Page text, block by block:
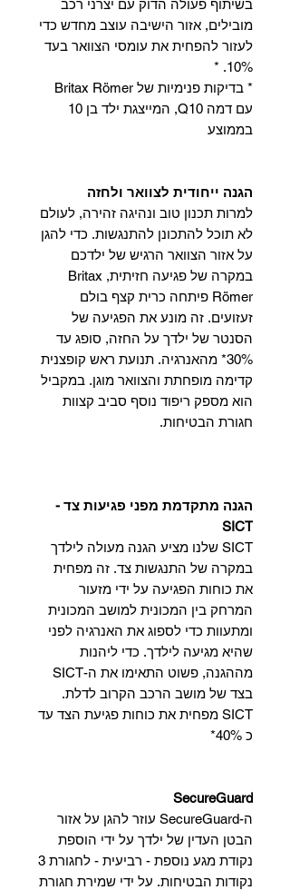
בשיתוף פעולה הדוק עם יצרני רכב
מובילים, אזור הישיבה עוצב מחדש כדי
לעזור להפחית את עומסי הצוואר בעד
10%. *
* בדיקות פנימיות של Britax Römer
עם דמה Q10, המייצגת ילד בן 10
בממוצע
הגנה ייחודית לצוואר ולחזה
למרות תכנון טוב ונהיגה זהירה, לעולם
לא תוכל להתכונן להתנגשות. כדי להגן
על אזור הצוואר הרגיש של ילדכם
במקרה של פגיעה חזיתית, Britax
Römer פיתחה כרית קצף בולם
זעזועים. זה מונע את הפגיעה של
הסנטר של ילדך על החזה, סופג עד
30%* מהאנרגיה. תנועת ראש קופצנית
קדימה מופחתת והצוואר מוגן. במקביל
הוא מספק ריפוד נוסף סביב קצוות
חגורת הבטיחות.
הגנה מתקדמת מפני פגיעות צד -
SICT
SICT שלנו מציע הגנה מעולה לילדך
במקרה של התנגשות צד. זה מפחית
את כוחות הפגיעה על ידי מזעור
המרחק בין המכונית למושב המכונית
ומתעוות כדי לספוג את האנרגיה לפני
שהיא מגיעה לילדך. כדי ליהנות
מההגנה, פשוט התאימו את ה-SICT
בצד של מושב הרכב הקרוב לדלת.
SICT מפחית את כוחות פגיעת הצד עד
כ 40%*
SecureGuard
ה-SecureGuard עוזר להגן על אזור
הבטן העדין של ילדך על ידי הוספת
נקודת מגע נוספת - רביעית - לחגורת 3
נקודות הבטיחות. על ידי שמירת חגורת